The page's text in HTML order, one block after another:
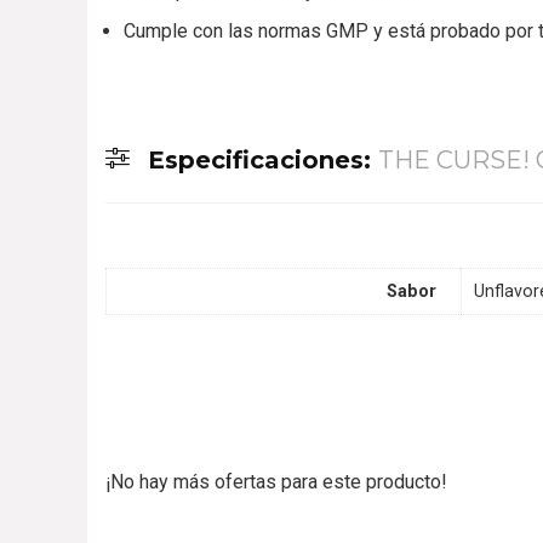
Cumple con las normas GMP y está probado por
Especificaciones: THE CURSE!
Sabor
¡No hay más ofertas para este producto!